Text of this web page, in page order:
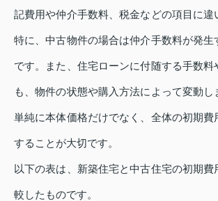
記費用や仲介手数料、税金などの項目に違
特に、中古物件の場合は仲介手数料が発生
です。また、住宅ローンに付随する手数料
も、物件の状態や購入方法によって変動し
単純に本体価格だけでなく、全体の初期費
することが大切です。
以下の表は、新築住宅と中古住宅の初期費
較したものです。